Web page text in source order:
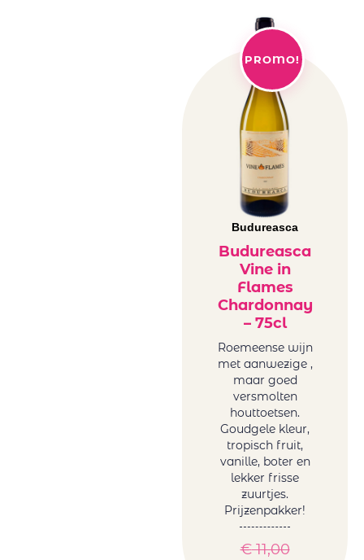
PROMO!
Budureasca
Budureasca
Vine in
Flames
Chardonnay
– 75cl
Roemeense wijn
met aanwezige ,
maar goed
versmolten
houttoetsen.
Goudgele kleur,
tropisch fruit,
vanille, boter en
lekker frisse
zuurtjes.
Prijzenpakker!
€11,00